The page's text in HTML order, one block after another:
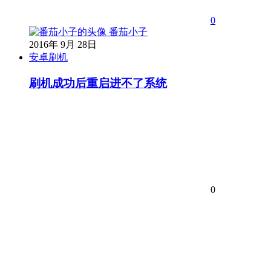
0
番茄小子
2016年 9月 28日
安卓刷机
刷机成功后重启进不了系统
0